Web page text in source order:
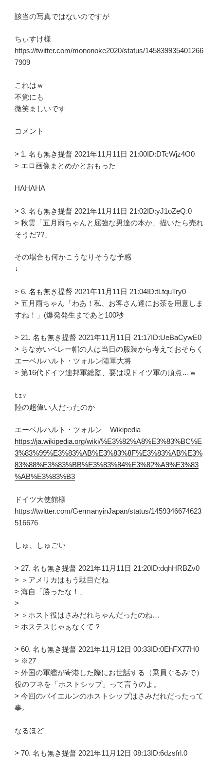
該当の写真ではないのですが
ちぃすけ様
https://twitter.com/mononoke2020/status/145839935401266
7909
これはｗ
不覚にも
微笑ましいです
コメント
> 1. 名も無き提督 2021年11月11日 21:00ID:DTcWjz4O0
> エロ画像まとめかとおもった
HAHAHA
> 3. 名も無き提督 2021年11月11日 21:02ID:yJ1oZeQ.0
> 秋雲「五月雨ちゃんと屈強な男達の本か、描いたら売れ
そうだ??」
その場合も何かこうなりそうな予感
↓
> 6. 名も無き提督 2021年11月11日 21:04ID:tLfquTry0
> 五月雨ちゃん「わあ！私、お客さん達にお茶を用意しま
すね！」(爆発発生まであと100秒
> 21. 名も無き提督 2021年11月11日 21:17ID:UeBaCywE0
> ちな赤いベレー帽の人は当日の服装から考えておそらく
エーベルハルト・ツォルン陸軍大将
> 第16代ドイツ連邦軍総監、要は現ドイツ軍の頂点…ｗ
ﾋｪｯ
陸の超偉い人だったのか
エーベルハルト・ツォルン – Wikipedia
https://ja.wikipedia.org/wiki/%E3%82%A8%E3%83%BC%E
3%83%99%E3%83%AB%E3%83%8F%E3%83%AB%E3%
83%88%E3%83%BB%E3%83%84%E3%82%A9%E3%83
%AB%E3%83%B3
ドイツ大使館様
https://twitter.com/GermanyinJapan/status/1459346674623
516676
しゅ、しゅごい
> 27. 名も無き提督 2021年11月11日 21:20ID:dqhHRBZv0
> ＞アメリカはもう駄目だね
> 海自「勝ったな！」
>
> ＞ホスト役はさみだれちゃんだったのね…
> ホステスじゃぁなくて？
> 60. 名も無き提督 2021年11月12日 00:33ID:0EhFX77H0
> ※27
> 外国の軍艦が寄港した際にお世話する（乗員ぐるみで）
役のフネを「ホストシップ」って言うのよ。
> 今回のバイエルンのホストシップはさみだれだったって
事。
なるほど
> 70. 名も無き提督 2021年11月12日 08:13ID:6dzsfrl.0